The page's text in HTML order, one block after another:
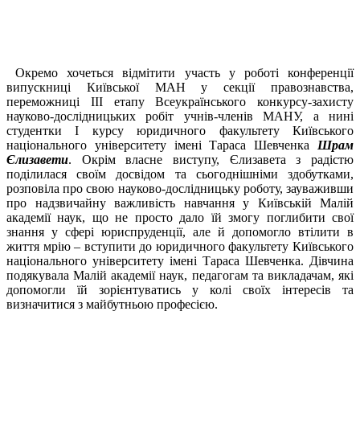
Окремо хочеться відмітити участь у роботі конференції
випускниці Київської МАН у секції правознавства,
переможниці ІІІ етапу Всеукраїнського конкурсу-захисту
науково-дослідницьких робіт учнів-членів МАНУ, а нині
студентки І курсу юридичного факультету Київського
національного університету імені Тараса Шевченка Шрам
Єлизавети. Окрім власне виступу, Єлизавета з радістю
поділилася своїм досвідом та сьогоднішніми здобутками,
розповіла про свою науково-дослідницьку роботу, зауваживши
про надзвичайну важливість навчання у Київській Малій
академії наук, що не просто дало їй змогу поглибити свої
знання у сфері юриспруденції, але й допомогло втілити в
життя мрію – вступити до юридичного факультету Київського
національного університету імені Тараса Шевченка. Дівчина
подякувала Малій академії наук, педагогам та викладачам, які
допомогли їй зорієнтуватись у колі своїх інтересів та
визначитися з майбутньою професією.